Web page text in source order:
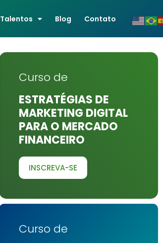
Talentos Blog Contato
Curso de
ESTRATÉGIAS DE
MARKETING DIGITAL
PARA O MERCADO
FINANCEIRO
INSCREVA-SE
Curso de